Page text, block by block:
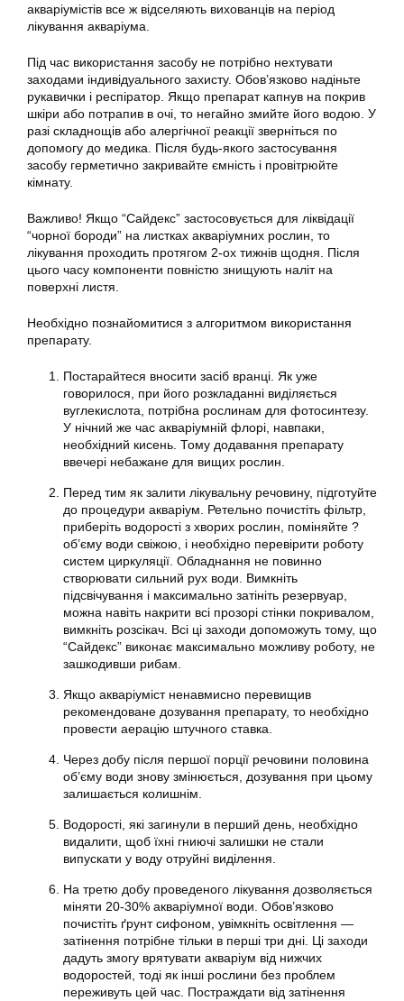
акваріумістів все ж відселяють вихованців на період
лікування акваріума
Під час використання засобу не потрібно нехтувати
заходами індивідуального захисту. Обов’язково надіньте
рукавички і респіратор. Якщо препарат капнув на покрив
шкіри або потрапив в очі, то негайно змийте його водою. У
разі складнощів або алергічної реакції зверніться по
допомогу до медика. Після будь-якого застосування
засобу герметично закривайте ємність і провітрюйте
кімнату.
Важливо! Якщо “Сайдекс” застосовується для ліквідації
“чорної бороди” на листках акваріумних рослин, то
лікування проходить протягом 2-ох тижнів щодня. Після
цього часу компоненти повністю знищують наліт на
поверхні листя.
Необхідно познайомитися з алгоритмом використання
препарату.
Постарайтеся вносити засіб вранці. Як уже
говорилося, при його розкладанні виділяється
вуглекислота, потрібна рослинам для фотосинтезу.
У нічний же час акваріумній флорі, навпаки,
необхідний кисень. Тому додавання препарату
ввечері небажане для вищих рослин.
Перед тим як залити лікувальну речовину, підготуйте
до процедури акваріум. Ретельно почистіть фільтр,
приберіть водорості з хворих рослин, поміняйте ?
об’єму води свіжою, і необхідно перевірити роботу
систем циркуляції. Обладнання не повинно
створювати сильний рух води. Вимкніть
підсвічування і максимально затініть резервуар,
можна навіть накрити всі прозорі стінки покривалом,
вимкніть розсікач. Всі ці заходи допоможуть тому, що
“Сайдекс” виконає максимально можливу роботу, не
зашкодивши рибам.
Якщо акваріуміст ненавмисно перевищив
рекомендоване дозування препарату, то необхідно
провести аерацію штучного ставка.
Через добу після першої порції речовини половина
об’єму води знову змінюється, дозування при цьому
залишається колишнім.
Водорості, які загинули в перший день, необхідно
видалити, щоб їхні гниючі залишки не стали
випускати у воду отруйні виділення.
На третю добу проведеного лікування дозволяється
міняти 20-30% акваріумної води. Обов’язково
почистіть ґрунт сифоном, увімкніть освітлення —
затінення потрібне тільки в перші три дні. Ці заходи
дадуть змогу врятувати акваріум від нижчих
водоростей, тоді як інші рослини без проблем
переживуть цей час. Постраждати від затінення